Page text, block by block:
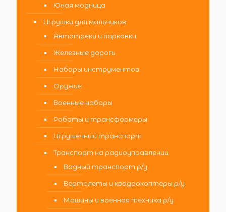
Юная модница
Игрушки для мальчиков
Автотреки и парковки
Железные дороги
Наборы инструментов
Оружие
Военные наборы
Роботы и трансформеры
Игрушечный транспорт
Транспорт на радиоуправлении
Водный транспорт р/у
Вертолеты и квадрокоптеры р/у
Машины и военная техника р/у